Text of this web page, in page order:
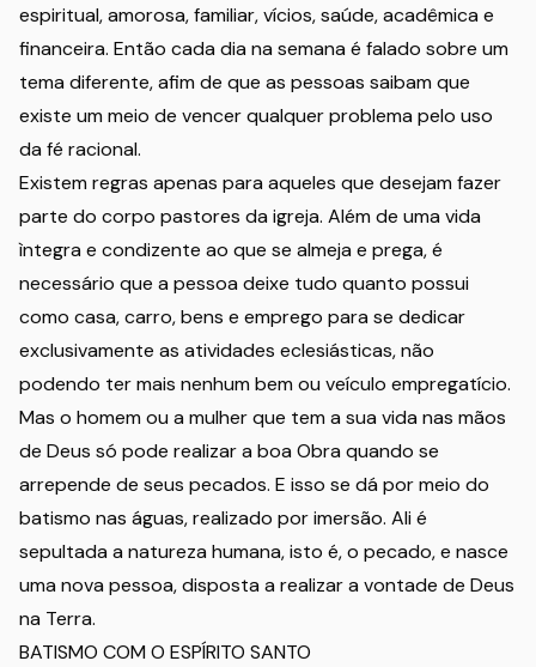
espiritual, amorosa, familiar, vícios, saúde, acadêmica e
financeira. Então cada dia na semana é falado sobre um
tema diferente, afim de que as pessoas saibam que
existe um meio de vencer qualquer problema pelo uso
da fé racional.
Existem regras apenas para aqueles que desejam fazer
parte do corpo pastores da igreja. Além de uma vida
ìntegra e condizente ao que se almeja e prega, é
necessário que a pessoa deixe tudo quanto possui
como casa, carro, bens e emprego para se dedicar
exclusivamente as atividades eclesiásticas, não
podendo ter mais nenhum bem ou veículo empregatício.
Mas o homem ou a mulher que tem a sua vida nas mãos
de Deus só pode realizar a boa Obra quando se
arrepende de seus pecados. E isso se dá por meio do
batismo nas águas, realizado por imersão. Ali é
sepultada a natureza humana, isto é, o pecado, e nasce
uma nova pessoa, disposta a realizar a vontade de Deus
na Terra.
BATISMO COM O ESPÍRITO SANTO